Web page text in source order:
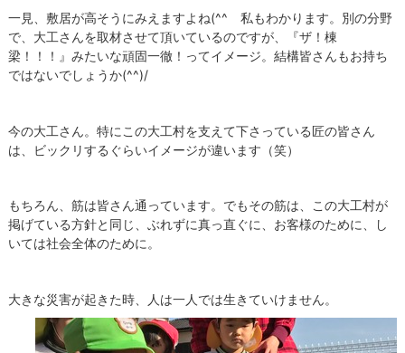
一見、敷居が高そうにみえますよね(^^ゞ私もわかります。別の分野
で、大工さんを取材させて頂いているのですが、『ザ！棟
梁！！！』みたいな頑固一徹！ってイメージ。結構皆さんもお持ち
ではないでしょうか(^^)/
今の大工さん。特にこの大工村を支えて下さっている匠の皆さん
は、ビックリするぐらいイメージが違います（笑）
もちろん、筋は皆さん通っています。でもその筋は、この大工村が
掲げている方針と同じ、ぶれずに真っ直ぐに、お客様のために、し
いては社会全体のために。
大きな災害が起きた時、人は一人では生きていけません。